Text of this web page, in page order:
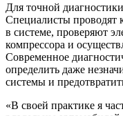
Для точной
Специалисты проводят
в системе, проверяют
компрессора и
Современное
определить даже
системы и
«В своей практике я